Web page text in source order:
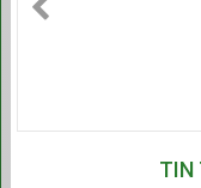
2
Từ 3 – 5
đình lớn/TIN